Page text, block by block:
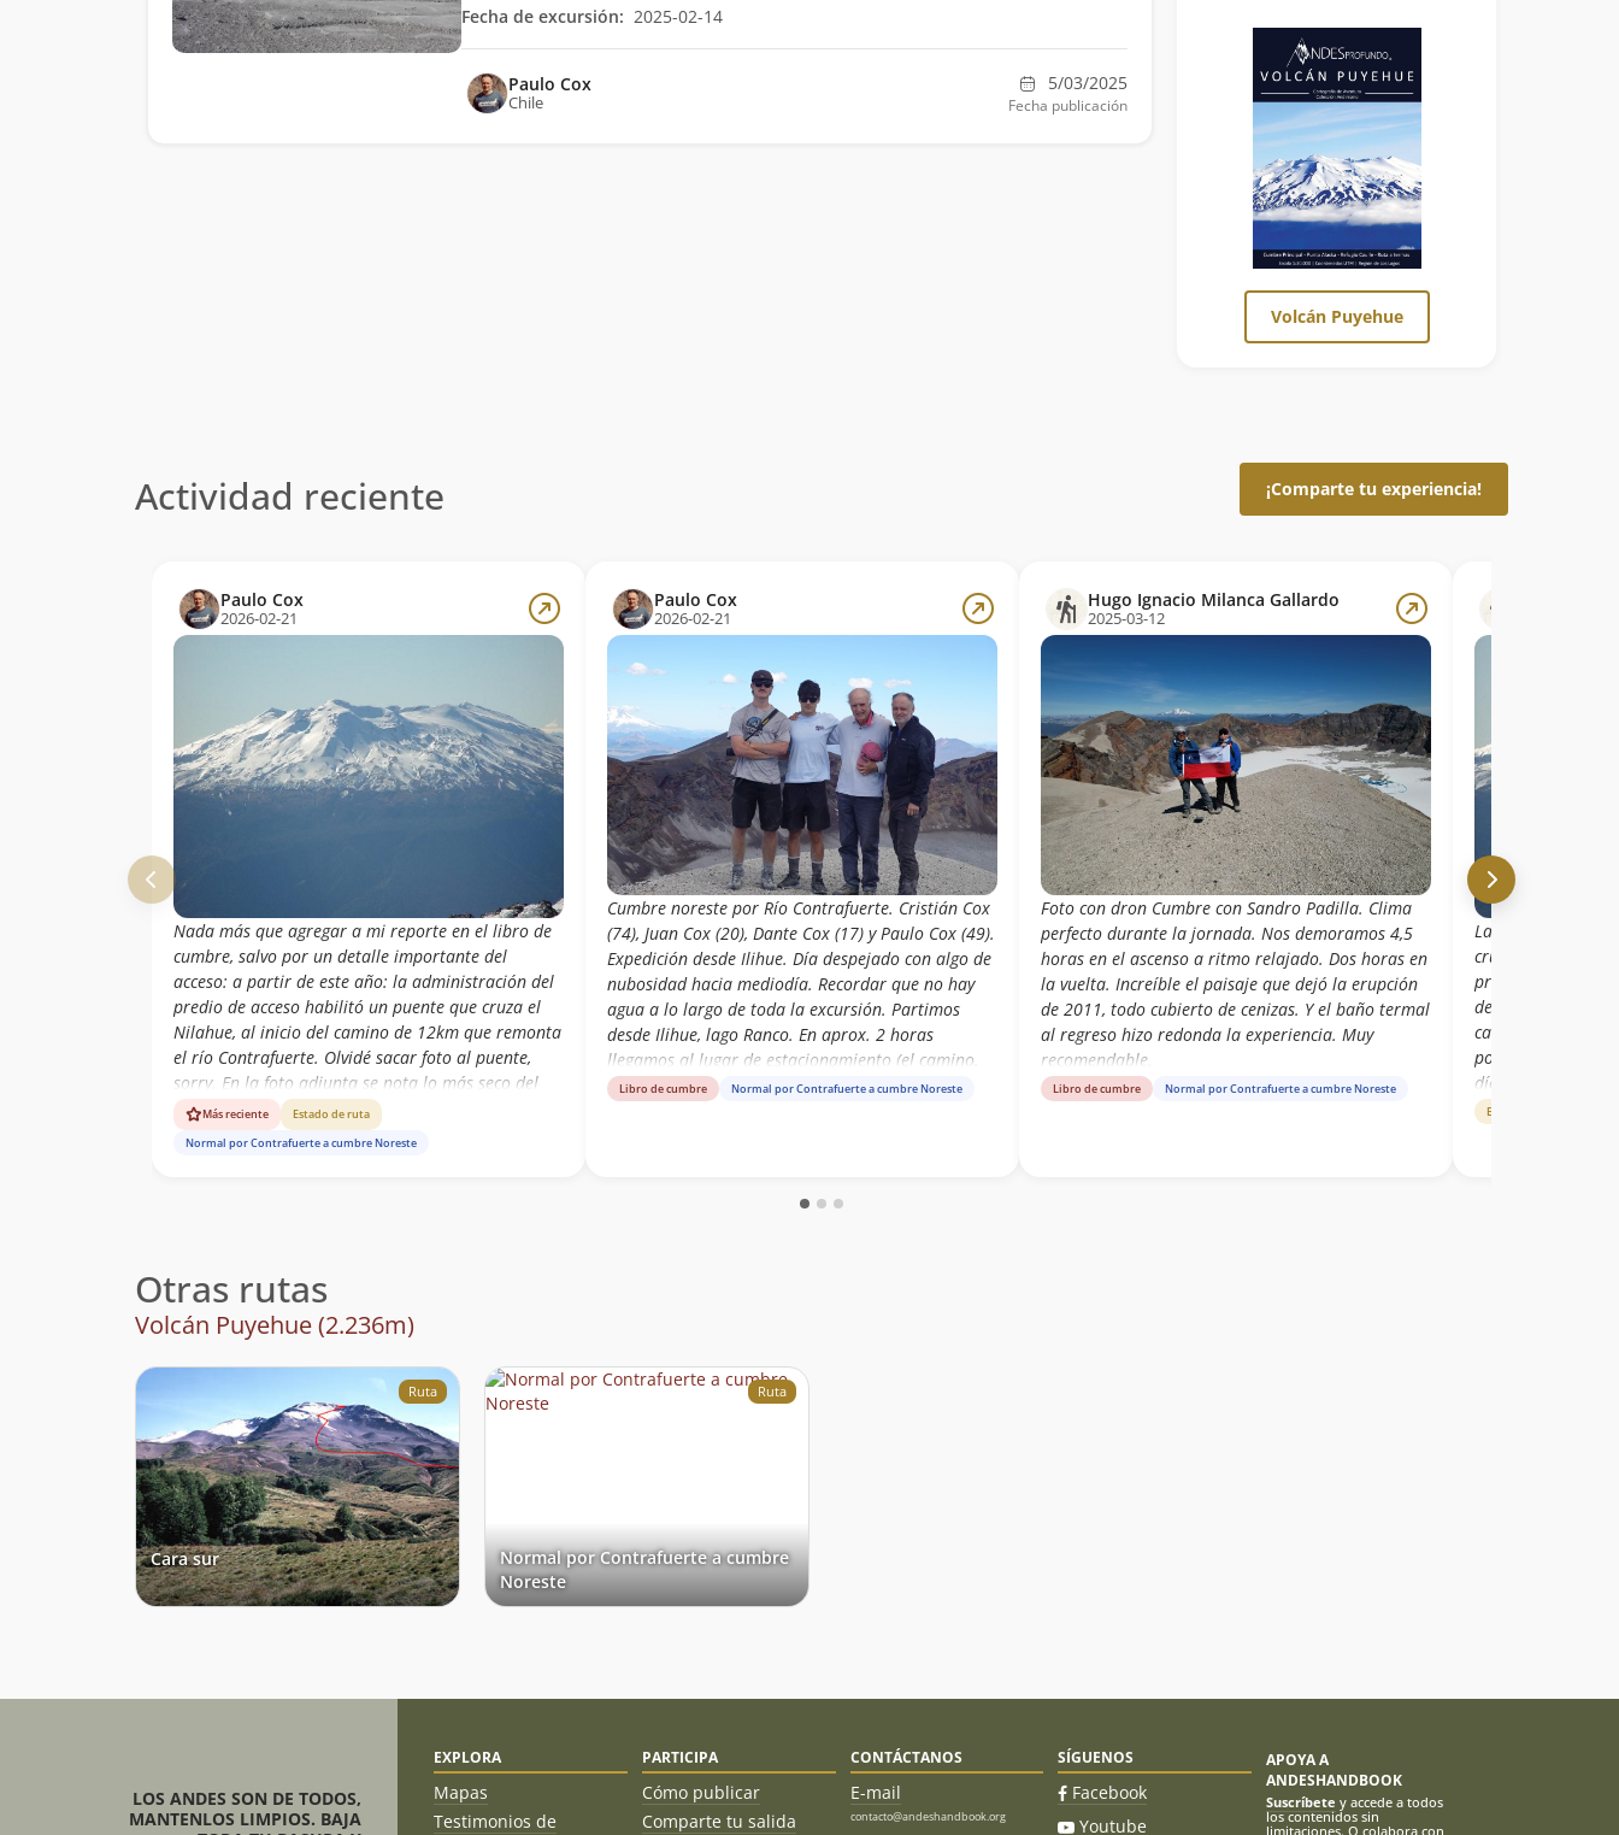
Volcán Puyehue
Fecha de excursión: 2025-02-14
Paulo Cox
Chile
5/03/2025
Fecha publicación
Actividad reciente ¡Comparte tu experiencia!
Paulo Cox
2026-02-21
Nada más que agregar a mi reporte en el libro de
cumbre, salvo por un detalle importante del
acceso: a partir de este año: la administración del
predio de acceso habilitó un puente que cruza el
Nilahue, al inicio del camino de 12km que remonta
el río Contrafuerte. Olvidé sacar foto al puente,
sorry. En la foto adjunta se nota lo más seco del
volcán este verano. El nevero que suele acompañar
al espolón de cumbre casi desaparece este año.
Más reciente
Estado de ruta
Normal por Contrafuerte a cumbre Noreste
Paulo Cox
2026-02-21
Cumbre noreste por Río Contrafuerte. Cristián Cox
(74), Juan Cox (20), Dante Cox (17) y Paulo Cox (49).
Expedición desde Ilihue. Día despejado con algo de
nubosidad hacia mediodía. Recordar que no hay
agua a lo largo de toda la excursión. Partimos
desde Ilihue, lago Ranco. En aprox. 2 horas
llegamos al lugar de estacionamiento (el camino,
de unos 12km, es más o menos). Demoramos 3 hrs
llegaron al filo somital (cumbre norte, la más baja
Libro de cumbre Normal por Contrafuerte a cumbre Noreste
Hugo Ignacio Milanca Gallardo
2025-03-12
Foto con dron Cumbre con Sandro Padilla. Clima
perfecto durante la jornada. Nos demoramos 4,5
horas en el ascenso a ritmo relajado. Dos horas en
la vuelta. Increíble el paisaje que dejó la erupción
de 2011, todo cubierto de cenizas. Y el baño termal
al regreso hizo redonda la experiencia. Muy
recomendable.
Libro de cumbre Normal por Contrafuerte a cumbre Noreste
La ruta vehicular
cruce del rio creo
prudente, ideal es
del suelo, y 4x4
caminata es
porque el suelo
días previos borra
Estado de ruta
Otras rutas
Volcán Puyehue (2.236m)
Ruta
Cara sur
Ruta
Normal por Contrafuerte a cumbre
Noreste
LOS ANDES SON DE TODOS,
MANTENLOS LIMPIOS. BAJA
EXPLORA
Mapas
Testimonios de
PARTICIPA
Cómo publicar
Comparte tu salida
CONTÁCTANOS
E-mail
contacto@andeshandbook.org
SÍGUENOS
Facebook
Youtube
APOYA A
ANDESHANDBOOK
Suscríbete y accede a todos
los contenidos sin
limitaciones. O colabora con